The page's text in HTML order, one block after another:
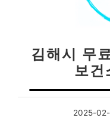
김해시 무
보건
2025-02-